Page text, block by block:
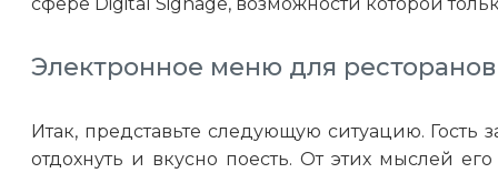
Электронное меню для
Итак, представьте следующую ситуацию.
отдохнуть и вкусно поесть. От этих мыслей